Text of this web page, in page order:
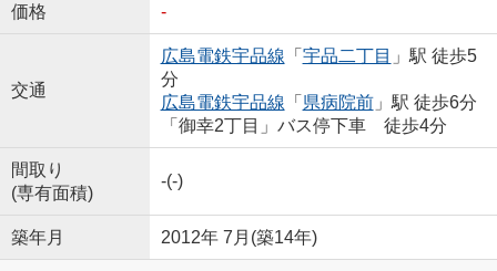
価格 -
交通
広島電鉄宇品線 「 宇品二丁目 」駅 徒歩5
分
広島電鉄宇品線 「 県病院前」駅 徒歩6分
「御幸2丁目」バス停下車 徒歩4分
間取り
(専有面積)
-(-)
築年月 2012年 7月(築14年)